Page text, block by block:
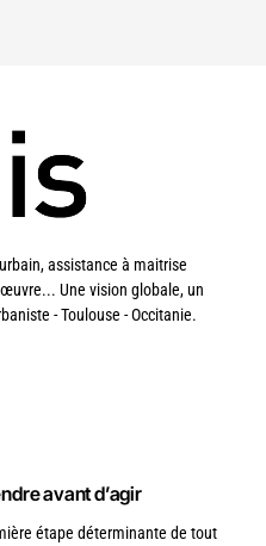
assistance à maitrise
Une vision globale, un
- Toulouse - Occitanie.
avant d’agir
étape déterminante de tout